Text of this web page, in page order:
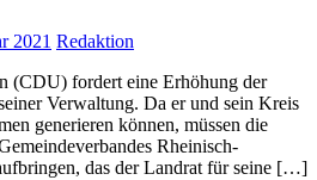
2021 Redaktion
(CDU) fordert eine Erhöhung der
Verwaltung. Da er und sein Kreis
generieren können, müssen die
Rheinisch-
das der Landrat für seine […]